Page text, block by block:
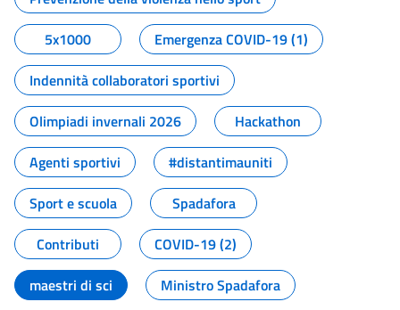
5x1000
Emergenza COVID-19 (1)
Indennità collaboratori sportivi
Olimpiadi invernali 2026
Hackathon
Agenti sportivi
#distantimauniti
Sport e scuola
Spadafora
Contributi
COVID-19 (2)
maestri di sci
Ministro Spadafora